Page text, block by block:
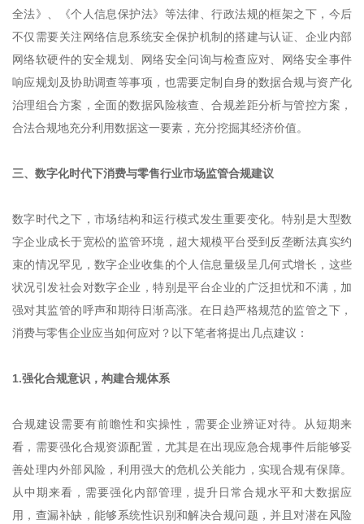
全法》、《个人信息保护法》等法律、行政法规的框架之下，今后
不仅需要关注网络信息系统安全保护机制的搭建与认证、企业内部
网络软硬件的安全规划、网络安全问询与检查应对、网络安全事件
响应规划及协助调查等事项，也需要定制自身的数据合规与资产化
治理组合方案，全面的数据风险核查、合规差距分析与管控方案，
合法合规地充分利用数据这一要素，充分挖掘其经济价值。
三、数字化时代下消费与零售行业市场监管合规建议
数字时代之下，市场结构和运行模式发生重要变化。特别是大型数
字企业成长于宽松的监管环境，超大规模平台受到反垄断法真实约
束的情况罕见，数字企业收集的个人信息量级呈几何式增长，这些
状况引发社会对数字企业，特别是平台企业的广泛担忧和不满，加
强对其监管的呼声和期待日渐高涨。在日趋严格规范的监管之下，
消费与零售企业应当如何应对？以下笔者将提出几点建议：
1.强化合规意识，构建合规体系
合规建设需要有前瞻性和实操性，需要企业辨证对待。从短期来
看，需要强化合规资源配置，尤其是在出现应急合规事件后能够妥
善处理内外部风险，利用强大的危机公关能力，实现合规有保障。
从中期来看，需要强化内部管理，提升日常合规水平和大数据应
用，查漏补缺，能够系统性识别和解决合规问题，并且对潜在风险